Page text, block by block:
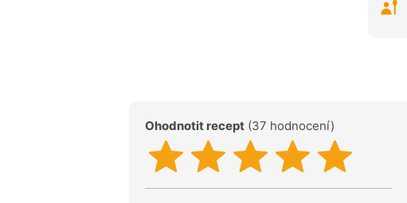
Ohodnotit recept (37 hodnocení)